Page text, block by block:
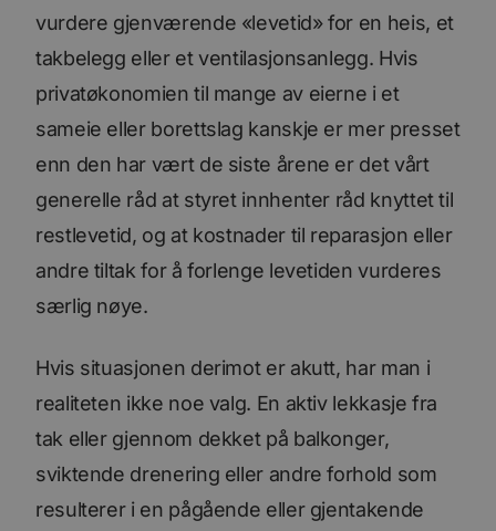
vurdere gjenværende «levetid» for en heis, et
takbelegg eller et ventilasjonsanlegg. Hvis
privatøkonomien til mange av eierne i et
sameie eller borettslag kanskje er mer presset
enn den har vært de siste årene er det vårt
generelle råd at styret innhenter råd knyttet til
restlevetid, og at kostnader til reparasjon eller
andre tiltak for å forlenge levetiden vurderes
særlig nøye.
Hvis situasjonen derimot er akutt, har man i
realiteten ikke noe valg. En aktiv lekkasje fra
tak eller gjennom dekket på balkonger,
sviktende drenering eller andre forhold som
resulterer i en pågående eller gjentakende